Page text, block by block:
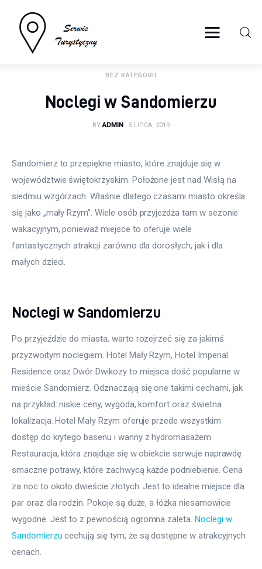
serwisturystyczny.net
Sport
Więcej
BEZ KATEGORII
Noclegi w Sandomierzu
BY ADMIN 5 LIPCA, 2019
Sandomierz to przepiękne miasto, które znajduje się w
województwie świętokrzyskim. Położone jest nad Wisłą na
siedmiu wzgórzach. Właśnie dlatego czasami miasto określa
się jako „mały Rzym”. Wiele osób przyjeżdża tam w sezonie
wakacyjnym, ponieważ miejsce to oferuje wiele
fantastycznych atrakcji zarówno dla dorosłych, jak i dla
małych dzieci.
Noclegi w Sandomierzu
Po przyjeździe do miasta, warto rozejrzeć się za jakimś
przyzwoitym noclegiem. Hotel Mały Rzym, Hotel Imperial
Residence oraz Dwór Dwikozy to miejsca dość popularne w
mieście Sandomierz. Odznaczają się one takimi cechami, jak
na przykład: niskie ceny, wygoda, komfort oraz świetna
lokalizacja. Hotel Mały Rzym oferuje przede wszystkim
dostęp do krytego basenu i wanny z hydromasażem.
Restauracja, która znajduje się w obiekcie serwuje naprawdę
smaczne potrawy, które zachwycą każde podniebienie. Cena
za noc to około dwieście złotych. Jest to idealne miejsce dla
par oraz dla rodzin. Pokoje są duże, a łóżka niesamowicie
wygodne. Jest to z pewnością ogromna zaleta. Noclegi w
Sandomierzu cechują się tym, że są dostępne w atrakcyjnych
cenach.